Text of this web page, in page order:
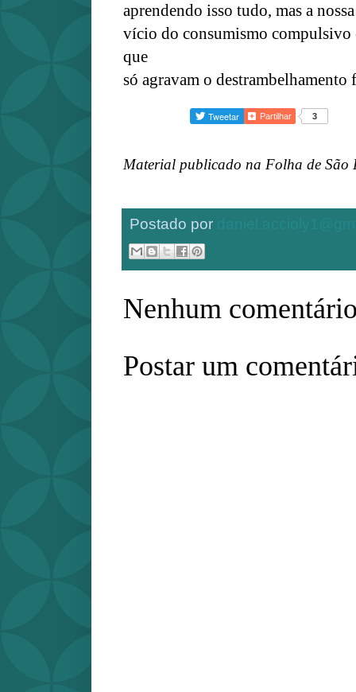
aprendendo isso tudo, mas a
vício do consumismo compulsivo
que
só agravam o destrambelhamento
Partilhar 3
Material publicado na Folha de São
Postado por
Nenhum
Postar um